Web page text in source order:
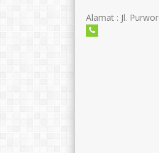
Alamat : Jl.